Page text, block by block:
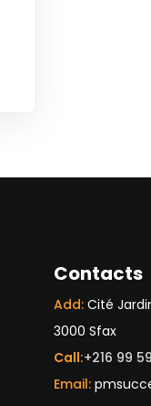
Contacts
Add:Cité
3000 Sfax
Call:+216 99
Email: